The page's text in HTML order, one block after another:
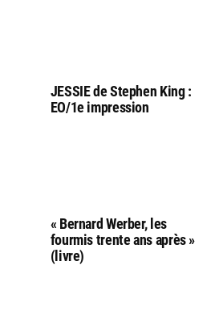
JESSIE de Stephen King :
EO/1e impression
« Bernard Werber, les
fourmis trente ans après »
(livre)